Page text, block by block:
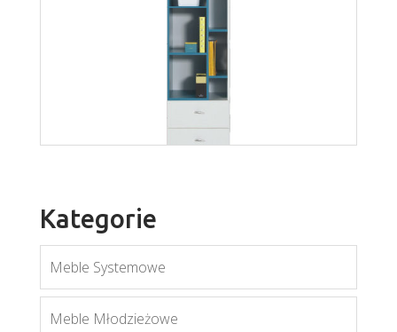
Mati W1
Więcej
Kategorie
Meble Systemowe
Meble Młodzieżowe